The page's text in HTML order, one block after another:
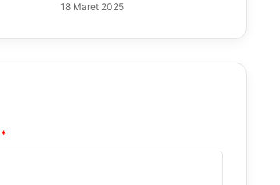
18 Maret 2025
*